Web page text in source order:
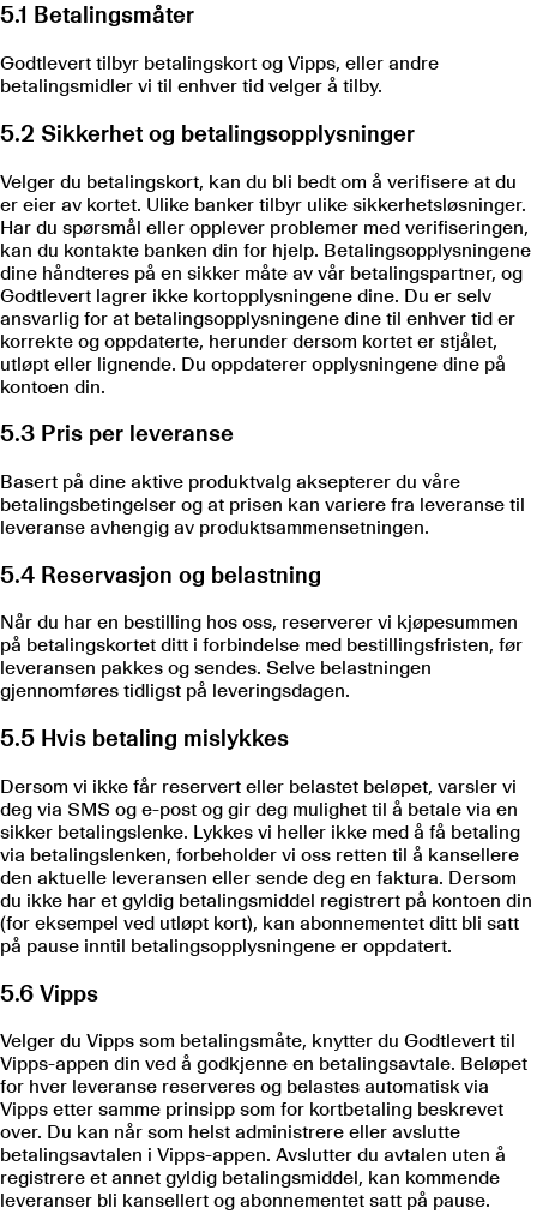
5.1 Betalingsmåter
Godtlevert tilbyr betalingskort og Vipps, eller andre
betalingsmidler vi til enhver tid velger å tilby.
5.2 Sikkerhet og betalingsopplysninger
Velger du betalingskort, kan du bli bedt om å verifisere at du
er eier av kortet. Ulike banker tilbyr ulike sikkerhetsløsninger.
Har du spørsmål eller opplever problemer med verifiseringen,
kan du kontakte banken din for hjelp. Betalingsopplysningene
dine håndteres på en sikker måte av vår betalingspartner, og
Godtlevert lagrer ikke kortopplysningene dine. Du er selv
ansvarlig for at betalingsopplysningene dine til enhver tid er
korrekte og oppdaterte, herunder dersom kortet er stjålet,
utløpt eller lignende. Du oppdaterer opplysningene dine på
kontoen din.
5.3 Pris per leveranse
Basert på dine aktive produktvalg aksepterer du våre
betalingsbetingelser og at prisen kan variere fra leveranse til
leveranse avhengig av produktsammensetningen.
5.4 Reservasjon og belastning
Når du har en bestilling hos oss, reserverer vi kjøpesummen
på betalingskortet ditt i forbindelse med bestillingsfristen, før
leveransen pakkes og sendes. Selve belastningen
gjennomføres tidligst på leveringsdagen.
5.5 Hvis betaling mislykkes
Dersom vi ikke får reservert eller belastet beløpet, varsler vi
deg via SMS og e-post og gir deg mulighet til å betale via en
sikker betalingslenke. Lykkes vi heller ikke med å få betaling
via betalingslenken, forbeholder vi oss retten til å kansellere
den aktuelle leveransen eller sende deg en faktura. Dersom
du ikke har et gyldig betalingsmiddel registrert på kontoen din
(for eksempel ved utløpt kort), kan abonnementet ditt bli satt
på pause inntil betalingsopplysningene er oppdatert.
5.6 Vipps
Velger du Vipps som betalingsmåte, knytter du Godtlevert til
Vipps-appen din ved å godkjenne en betalingsavtale. Beløpet
for hver leveranse reserveres og belastes automatisk via
Vipps etter samme prinsipp som for kortbetaling beskrevet
over. Du kan når som helst administrere eller avslutte
betalingsavtalen i Vipps-appen. Avslutter du avtalen uten å
registrere et annet gyldig betalingsmiddel, kan kommende
leveranser bli kansellert og abonnementet satt på pause.